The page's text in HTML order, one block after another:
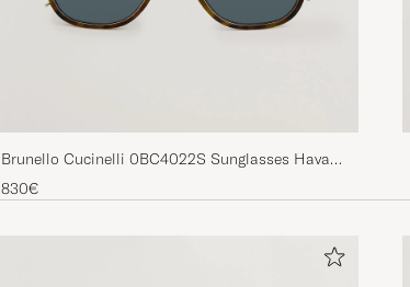
Brunello Cucinelli 0BC4022S Sunglasses Havana
Sigaro
830€